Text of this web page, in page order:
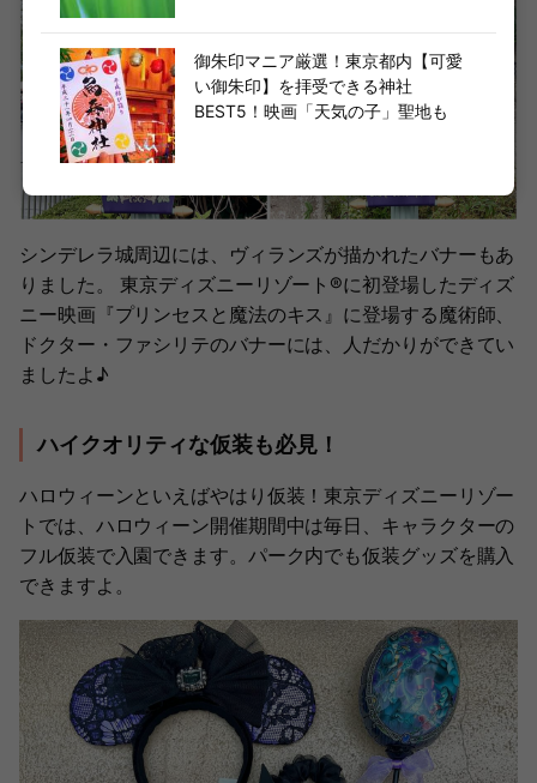
シンデレラ城周辺には、ヴィランズが描かれたバナーもあ
りました。 東京ディズニーリゾート®︎に初登場したディズ
ニー映画『プリンセスと魔法のキス』に登場する魔術師、
ドクター・ファシリテのバナーには、人だかりができてい
ましたよ♪
ハイクオリティな仮装も必見！
ハロウィーンといえばやはり仮装！東京ディズニーリゾー
トでは、ハロウィーン開催期間中は毎日、キャラクターの
フル仮装で入園できます。パーク内でも仮装グッズを購入
できますよ。
御朱印マニア厳選！東京都内【可愛
い御朱印】を拝受できる神社
BEST5！映画「天気の子」聖地も